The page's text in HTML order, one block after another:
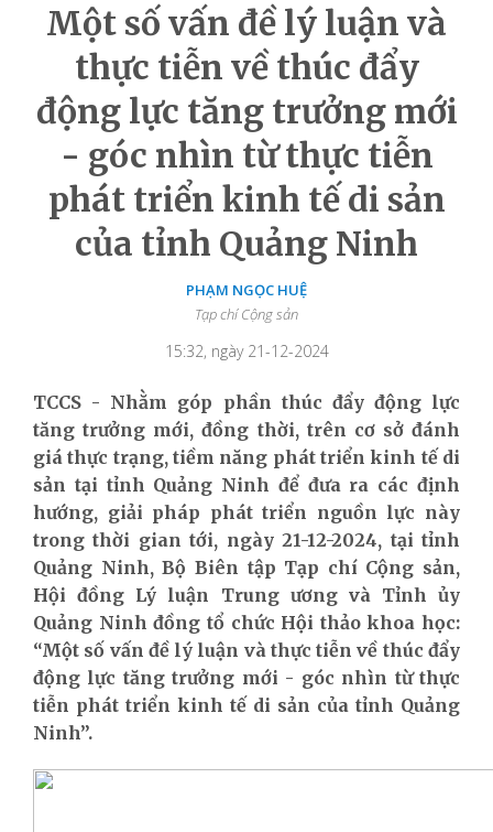
Một số vấn đề lý luận và
thực tiễn về thúc đẩy
động lực tăng trưởng mới
- góc nhìn từ thực tiễn
phát triển kinh tế di sản
của tỉnh Quảng Ninh
PHẠM NGỌC HUỆ
Tạp chí Cộng sản
15:32, ngày 21-12-2024
TCCS - Nhằm góp phần thúc đẩy động lực
tăng trưởng mới, đồng thời, trên cơ sở đánh
giá thực trạng, tiềm năng phát triển kinh tế di
sản tại tỉnh Quảng Ninh để đưa ra các định
hướng, giải pháp phát triển nguồn lực này
trong thời gian tới, ngày 21-12-2024, tại tỉnh
Quảng Ninh, Bộ Biên tập Tạp chí Cộng sản,
Hội đồng Lý luận Trung ương và Tỉnh ủy
Quảng Ninh đồng tổ chức Hội thảo khoa học:
“Một số vấn đề lý luận và thực tiễn về thúc đẩy
động lực tăng trưởng mới - góc nhìn từ thực
tiễn phát triển kinh tế di sản của tỉnh Quảng
Ninh”.